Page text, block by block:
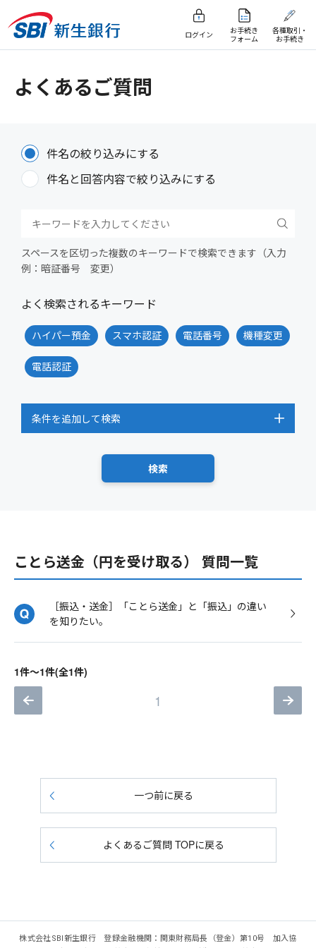
ログイン
お手続き
フォーム
各種取引・
お手続き
よくあるご質問
件名の絞り込みにする
件名と回答内容で絞り込みにする
スペースを区切った複数のキーワードで検索できます（入力
例：暗証番号 変更）
よく検索されるキーワード
ハイパー預金 スマホ認証 電話番号 機種変更
電話認証
条件を追加して検索
ことら送金（円を受け取る） 質問一覧
［振込・送金］「ことら送金」と「振込」の違い
を知りたい。
1件～1件(全1件)
1
一つ前に戻る
よくあるご質問 TOPに戻る
株式会社SBI新生銀行 登録金融機関：関東財務局長（登金）第10号 加入協